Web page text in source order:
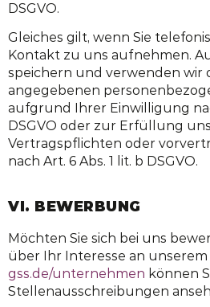
DSGVO.
Gleiches gilt, wenn Sie
Kontakt zu uns aufnehmen.
speichern und verwenden wir
angegebenen
aufgrund Ihrer Einwilligung
DSGVO oder zur Erfüllung
Vertragspflichten oder
nach Art. 6 Abs. 1 lit. b DSGVO.
VI. BEWERBUNG
Möchten Sie sich bei uns
über Ihr Interesse an
gss.de/unternehmen können
Stellenausschreibungen